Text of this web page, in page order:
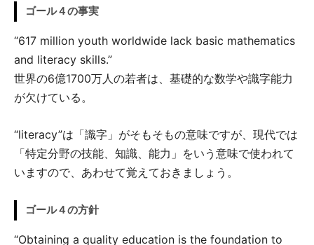
ゴール４の事実
“617 million youth worldwide lack basic mathematics
and literacy skills.”
世界の6億1700万人の若者は、基礎的な数学や識字能力
が欠けている。
“literacy”は「識字」がそもそもの意味ですが、現代では
「特定分野の技能、知識、能力」をいう意味で使われて
いますので、あわせて覚えておきましょう。
ゴール４の方針
“Obtaining a quality education is the foundation to